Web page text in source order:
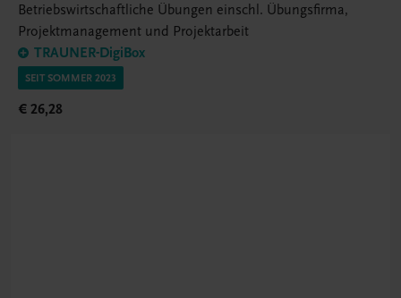
Betriebswirtschaftliche Übungen einschl. Übungsfirma,
Projektmanagement und Projektarbeit
TRAUNER-DigiBox
SEIT SOMMER 2023
€ 26,28